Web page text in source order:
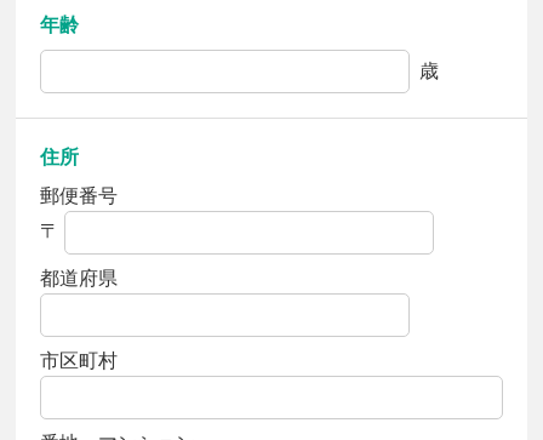
年齢
歳
住所
郵便番号
〒
都道府県
市区町村